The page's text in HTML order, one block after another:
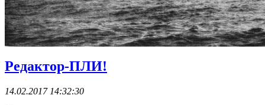
Редактор-ПЛИ!
14.02.2017 14:32:30